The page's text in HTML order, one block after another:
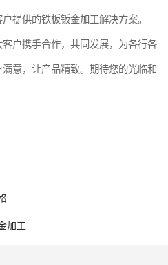
提供的铁板钣金加工解决方案。
户携手合作，共同发展，为各行各
意，让产品精致。期待您的光临和
加工